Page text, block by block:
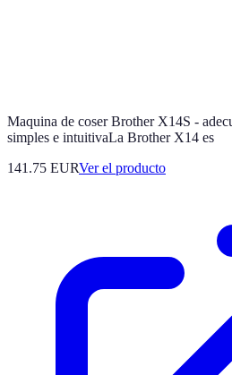
Maquina de coser Brother X14S -
simples e intuitivaLa Brother X14 es
141.75 EURVer el producto